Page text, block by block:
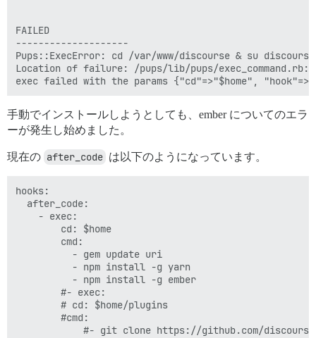
FAILED
--------------------
Pups::ExecError: cd /var/www/discourse & su
Location of failure: /pups/lib/pups/
手動でインストールしようとしても、ember についてのエラ
ーが発生し始めました。
現在の after_code は以下のようになっています。
hooks:
  after_code:
    - exec:
        cd: $home
        cmd:
          - gem update uri
          - npm install -g yarn
          - npm install -g ember
        #- exec:
        # cd: $home/plugins
        #cmd:
#- git clone https://github.com/